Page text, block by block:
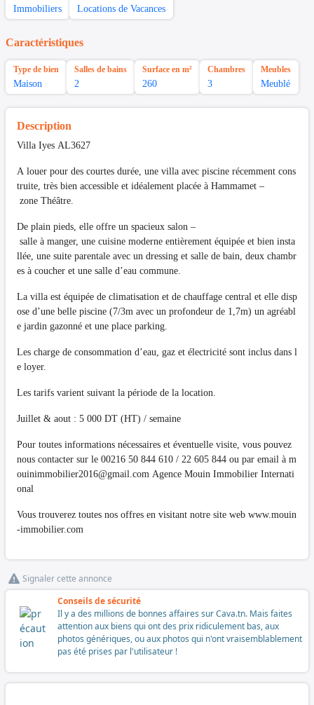
Immobiliers Locations de Vacances
Caractéristiques
Type de bien
Maison
Salles de bains
2
Surface en m²
260
Chambres
3
Meubles
Meublé
Description
Villa Iyes AL3627
A louer pour des courtes durée, une villa avec piscine récemment cons
truite, très bien accessible et idéalement placée à Hammamet –
zone Théâtre.
De plain pieds, elle offre un spacieux salon –
salle à manger, une cuisine moderne entièrement équipée et bien insta
llée, une suite parentale avec un dressing et salle de bain, deux chambr
es à coucher et une salle d’eau commune.
La villa est équipée de climatisation et de chauffage central et elle disp
ose d’une belle piscine (7/3m avec un profondeur de 1,7m) un agréabl
e jardin gazonné et une place parking.
Les charge de consommation d’eau, gaz et électricité sont inclus dans l
e loyer.
Les tarifs varient suivant la période de la location.
Juillet & aout : 5 000 DT (HT) / semaine
Pour toutes informations nécessaires et éventuelle visite, vous pouvez
nous contacter sur le 00216 50 844 610 / 22 605 844 ou par email à m
ouinimmobilier2016@gmail.com Agence Mouin Immobilier Internati
onal
Vous trouverez toutes nos offres en visitant notre site web www.mouin
-immobilier.com
Signaler cette annonce
Conseils de sécurité
Il y a des millions de bonnes affaires sur Cava.tn. Mais faites
attention aux biens qui ont des prix ridiculement bas, aux
photos génériques, ou aux photos qui n'ont vraisemblablement
pas été prises par l'utilisateur !